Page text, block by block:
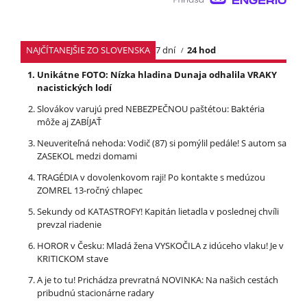
NAJČÍTANEJŠIE ZO SLOVENSKA 7 dní
24 hod
Unikátne FOTO: Nízka hladina Dunaja odhalila VRAKY
nacistických lodí
Slovákov varujú pred NEBEZPEČNOU paštétou: Baktéria
môže aj ZABÍJAŤ
Neuveriteľná nehoda: Vodič (87) si pomýlil pedále! S autom sa
ZASEKOL medzi domami
TRAGÉDIA v dovolenkovom raji! Po kontakte s medúzou
ZOMREL 13-ročný chlapec
Sekundy od KATASTROFY! Kapitán lietadla v poslednej chvíli
prevzal riadenie
HOROR v Česku: Mladá žena VYSKOČILA z idúceho vlaku! Je v
KRITICKOM stave
A je to tu! Prichádza prevratná NOVINKA: Na našich cestách
pribudnú stacionárne radary